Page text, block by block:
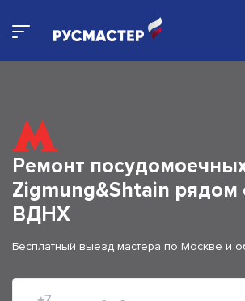
Ремонт
Zigmung&Shtain рядом
ВДНХ
Бесплатный выезд мастера по Москве и